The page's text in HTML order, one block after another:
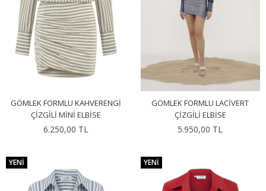
GÖMLEK FORMLU KAHVERENGI
ÇIZGILI MINI ELBISE
6.250,00 TL
GÖMLEK FORMLU LACIVERT
ÇIZGILI ELBISE
5.950,00 TL
YENI YENI